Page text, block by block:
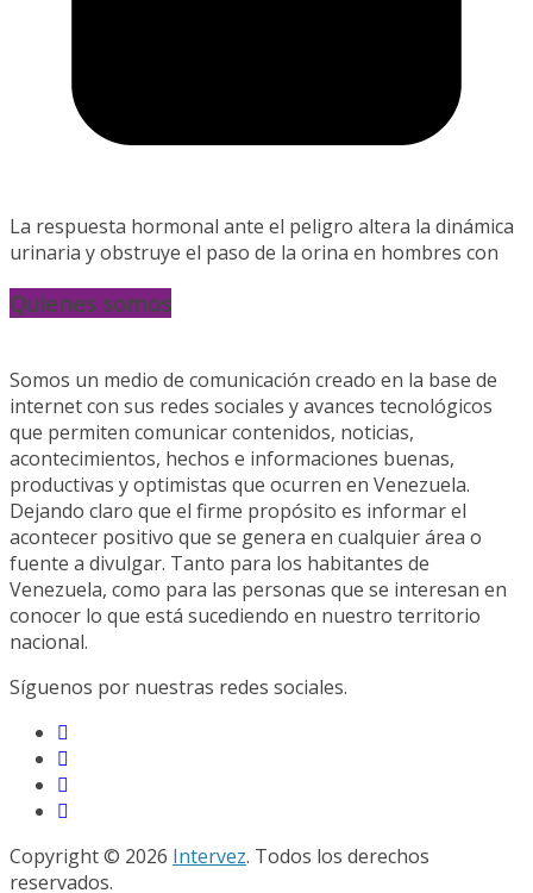
La respuesta hormonal ante el peligro altera la dinámica
urinaria y obstruye el paso de la orina en hombres con
Quienes somos
Somos un medio de comunicación creado en la base de
internet con sus redes sociales y avances tecnológicos
que permiten comunicar contenidos, noticias,
acontecimientos, hechos e informaciones buenas,
productivas y optimistas que ocurren en Venezuela.
Dejando claro que el firme propósito es informar el
acontecer positivo que se genera en cualquier área o
fuente a divulgar. Tanto para los habitantes de
Venezuela, como para las personas que se interesan en
conocer lo que está sucediendo en nuestro territorio
nacional.
Síguenos por nuestras redes sociales.
Copyright © 2026 Intervez. Todos los derechos
reservados.